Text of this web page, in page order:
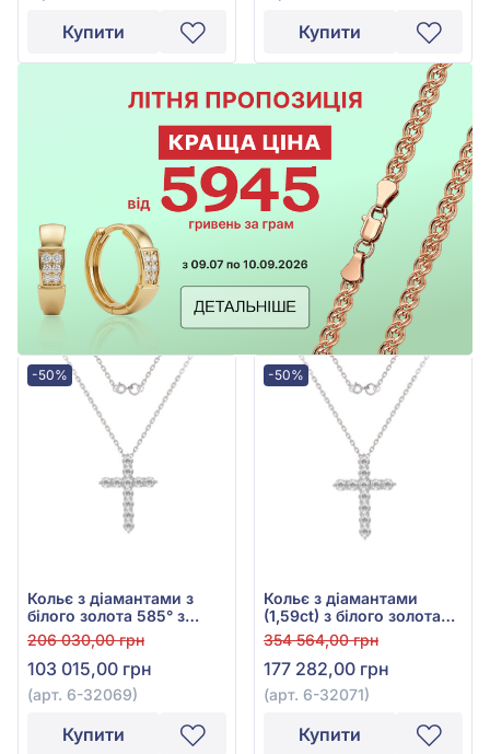
Купити Купити
-50%
Кольє з діамантами з
білого золота 585° з
діамантом 0,88ct, арт. 6-
32069
206 030,00 грн
103 015,00 грн
(арт. 6-32069)
Купити
-50%
Кольє з діамантами
(1,59ct) з білого золота
585°, арт. 6-32071
354 564,00 грн
177 282,00 грн
(арт. 6-32071)
Купити